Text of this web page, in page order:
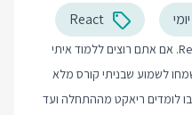
יומי React
פוסט זה כולל טיפ קצר לעבודה עם React. אם אתם רוצים ללמוד איתי
לשמוע שבניתי קורס מלא
בו לומדים ריאקט מההתחלה ועד